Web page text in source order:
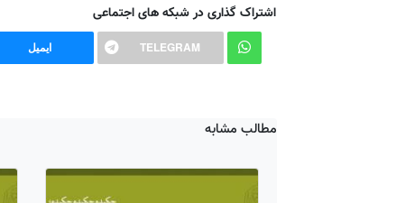
اشتراک گذاری در شبکه های اجتماعی
ایمیل TELEGRAM
مطالب مشابه